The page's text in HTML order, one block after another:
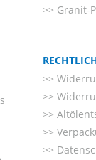
Granit-